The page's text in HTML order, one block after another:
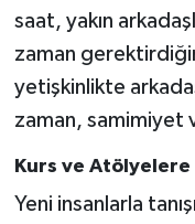
saat, yakın
zaman
yetişkinlikte
zaman, samimiyet
Kurs ve Atölyelere
Yeni insanlarla
Yeme-İçme
Yemek